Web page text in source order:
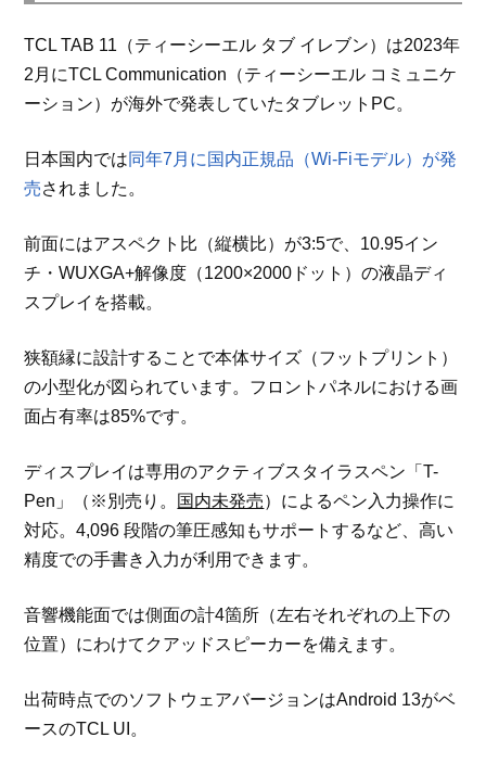
TCL TAB 11（ティーシーエル タブ イレブン）は2023年
2月にTCL Communication（ティーシーエル コミュニケ
ーション）が海外で発表していたタブレットPC。
日本国内では同年7月に国内正規品（Wi-Fiモデル）が発
売されました。
前面にはアスペクト比（縦横比）が3:5で、10.95イン
チ・WUXGA+解像度（1200×2000ドット）の液晶ディ
スプレイを搭載。
狭額縁に設計することで本体サイズ（フットプリント）
の小型化が図られています。フロントパネルにおける画
面占有率は85%です。
ディスプレイは専用のアクティブスタイラスペン「T-
Pen」（※別売り。 国内未発売）によるペン入力操作に
対応。4,096 段階の筆圧感知もサポートするなど、高い
精度での手書き入力が利用できます。
音響機能面では側面の計4箇所（左右それぞれの上下の
位置）にわけてクアッドスピーカーを備えます。
出荷時点でのソフトウェアバージョンはAndroid 13がベ
ースのTCL UI。